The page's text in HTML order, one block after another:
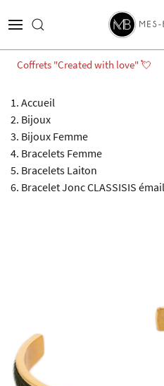
Coffrets "Created with love" 💘
Accueil
Bijoux
Bijoux Femme
Bracelets Femme
Bracelets Laiton
Bracelet Jonc CLASSISIS